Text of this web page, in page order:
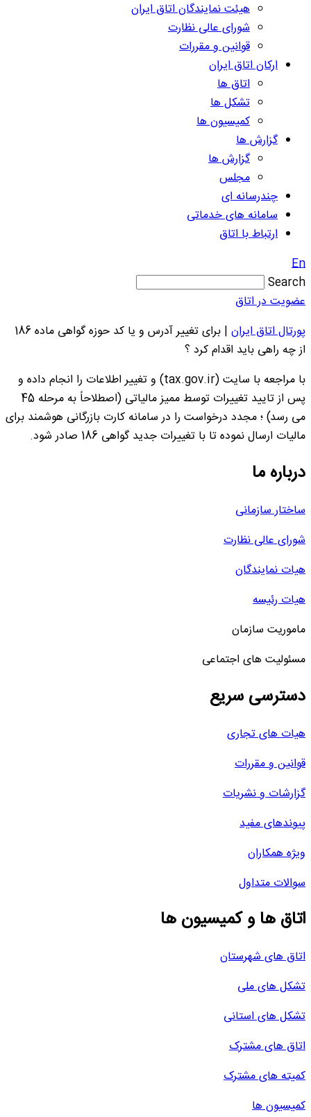
هیئت نمایندگان اتاق ایران
شورای عالی نظارت
قوانین و مقررات
ارکان اتاق ایران
اتاق ها
تشکل ها
کمیسیون ها
گزارش ها
گزارش ها
مجلس
چندرسانه ای
سامانه های خدماتی
ارتباط با اتاق
En
Search
عضویت در اتاق
پورتال اتاق ایران |
برای تغییر آدرس و یا کد حوزه گواهی ماده 186
از چه راهی باید اقدام کرد ؟
با مراجعه با سایت (tax.gov.ir) و تغییر اطلاعات را انجام داده و
پس از تایید تغییرات توسط ممیز مالیاتی (اصطلاحاً به مرحله 45
می رسد) ؛ مجدد درخواست را در سامانه کارت بازرگانی هوشمند برای
مالیات ارسال نموده تا با تغییرات جدید گواهی 186 صادر شود.
درباره ما
ساختار سازمانی
شورای عالی نظارت
هیات نمایندگان
هیات رئیسه
ماموریت سازمان
مسئولیت های اجتماعی
دسترسی سریع
هیات های تجاری
قوانین و مقررات
گزارشات و نشریات
پیوندهای مفید
ویژه همکاران
سوالات متداول
اتاق ها و کمیسیون ها
اتاق های شهرستان
تشکل های ملی
تشکل های استانی
اتاق های مشترک
کمیته های مشترک
کمیسیون ها